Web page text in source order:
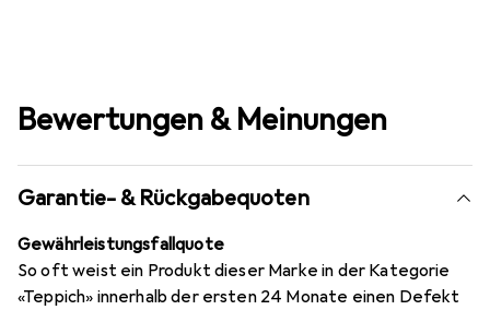
Bewertungen & Meinungen
Garantie- & Rückgabequoten
Gewährleistungsfallquote
So oft weist ein Produkt dieser Marke in der Kategorie
«Teppich» innerhalb der ersten 24 Monate einen Defekt